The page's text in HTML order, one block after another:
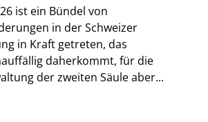
ist ein Bündel von
in der Schweizer
in Kraft getreten, das
daherkommt, für die
der zweiten Säule aber...